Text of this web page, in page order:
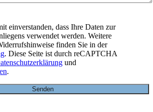
einverstanden, dass Ihre Daten zur
verwendet werden. Weitere
finden Sie in der
. Diese Seite ist durch reCAPTCHA
und
.